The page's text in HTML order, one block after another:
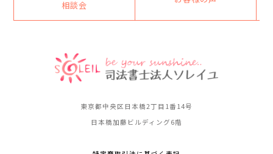
相談会
東京都中央区日本橋2丁目1番14号
日本橋加藤ビルディング6階